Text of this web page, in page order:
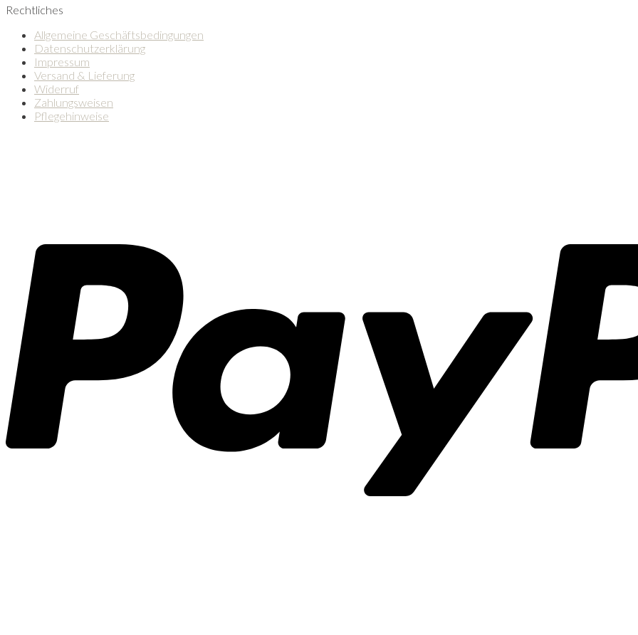
Rechtliches
Allgemeine Geschäftsbedingungen
Datenschutzerklärung
Impressum
Versand & Lieferung
Widerruf
Zahlungsweisen
Pflegehinweise